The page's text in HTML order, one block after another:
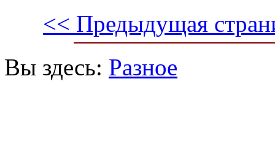
<< Предыдущая
Вы здесь: Разное